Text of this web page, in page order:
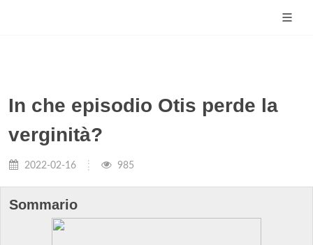
In che episodio Otis perde la
verginità?
2022-02-16 985
Sommario